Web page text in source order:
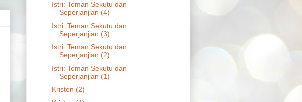
Istri: Teman Sekutu dan
Seperjanjian (4)
Istri: Teman Sekutu dan
Seperjanjian (3)
Istri: Teman Sekutu dan
Seperjanjian (2)
Istri: Teman Sekutu dan
Seperjanjian (1)
Kristen (2)